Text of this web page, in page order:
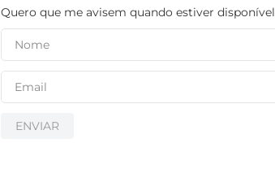
Quero que me avisem quando estiver disponível
ENVIAR